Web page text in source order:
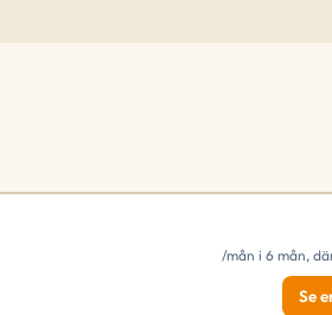
/mån i 6 mån,
Se